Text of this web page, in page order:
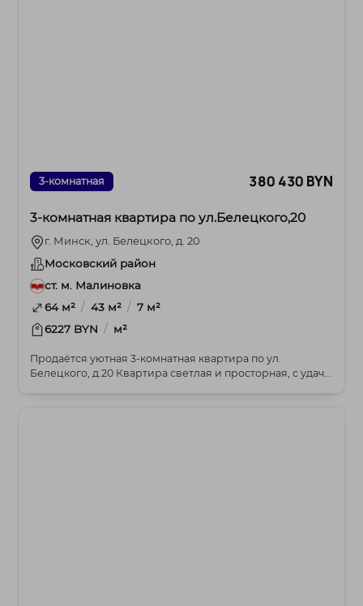
3-комнатная 380 430 BYN
3-комнатная квартира по ул.Белецкого,20
г. Минск, ул. Белецкого, д. 20
Московский район
ст. м. Малиновка
64 м² / 43 м² / 7 м²
6227 BYN / м²
Продаётся уютная 3-комнатная квартира по ул.
Белецкого, д.20 Квартира светлая и просторная, с удач...